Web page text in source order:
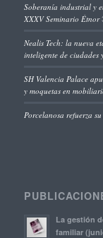
Soberanía industrial y
XXXV Seminario Étnor
Nealis Tech: la nueva
inteligente de ciudades
SH Valencia Palace
y moquetas en
Porcelanosa refuerza
La gestión
familiar